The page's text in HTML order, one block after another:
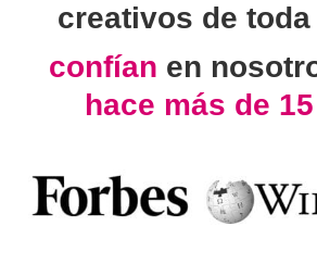
creativos de
confían en
hace más de